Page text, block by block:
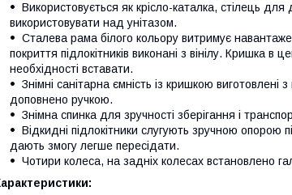
Використовується як крісло-каталка, стілець
використовувати над унітазом.
Сталева рама білого кольору витримує
покриття підлокітників виконані з вінілу. Кришка в
необхідності вставати.
Знімні санітарна ємність із кришкою виготовлені
доповнено ручкою.
Знімна спинка для зручності зберігання і
Відкидні підлокітники слугують зручною опорою
дають змогу легше пересідати.
Чотири колеса, на задніх колесах встановлено